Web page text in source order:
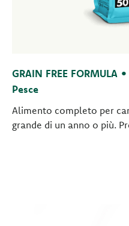
GRAIN FREE
Pesce
Alimento completo per
grande di un anno o più.